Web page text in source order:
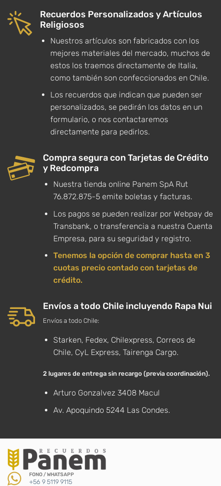
Recuerdos Personalizados y Artículos
Religiosos
Nuestros artículos son fabricados con los
mejores materiales del mercado, muchos de
estos los traemos directamente de Italia,
como también son confeccionados en Chile.
Los recuerdos que indican que pueden ser
personalizados, se pedirán los datos en un
formulario, o nos contactaremos
directamente para pedirlos.
Compra segura con Tarjetas de Crédito
y Redcompra
Nuestra tienda online Panem SpA Rut
76.872.875-5 emite boletas y facturas.
Los pagos se pueden realizar por Webpay de
Transbank, o transferencia a nuestra Cuenta
Empresa, para su seguridad y registro.
Tenemos la opción de comprar hasta en 3
cuotas precio contado con tarjetas de
crédito.
Envíos a todo Chile incluyendo Rapa Nui
Envíos a todo Chile:
Starken, Fedex, Chilexpress, Correos de
Chile, CyL Express, Tairenga Cargo.
2 lugares de entrega sin recargo (previa coordinación).
Arturo Gonzalvez 3408 Macul
Av. Apoquindo 5244 Las Condes.
FONO / WHATSAPP
+56 9 5119 9115